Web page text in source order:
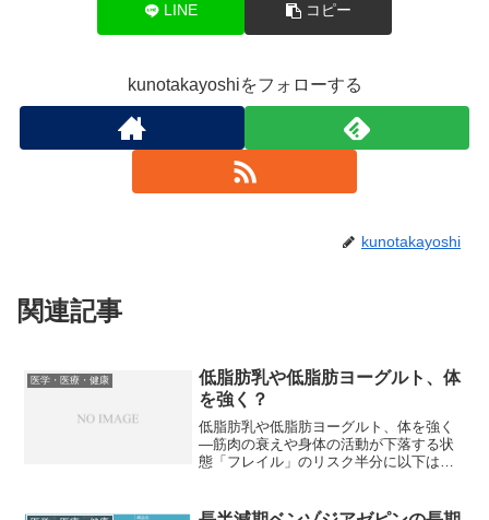
LINE コピー
kunotakayoshiをフォローする
kunotakayoshi
関連記事
医学・医療・健康
低脂肪乳や低脂肪ヨーグルト、体
を強く？
低脂肪乳や低脂肪ヨーグルト、体を強く
―筋肉の衰えや身体の活動が下落する状
態「フレイル」のリスク半分に以下は、
べない人に比べて、年を取ることに伴う